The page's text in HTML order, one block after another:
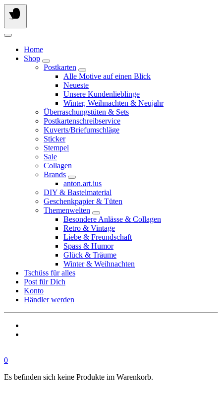
Springe
zum
Inhalt
Home
Shop
Postkarten
Alle Motive auf einen Blick
Neueste
Unsere Kundenlieblinge
Winter, Weihnachten & Neujahr
Überraschungstüten & Sets
Postkartenschreibservice
Kuverts/Briefumschläge
Sticker
Stempel
Sale
Collagen
Brands
anton.art.ius
DIY & Bastelmaterial
Geschenkpapier & Tüten
Themenwelten
Besondere Anlässe & Collagen
Retro & Vintage
Liebe & Freundschaft
Spass & Humor
Glück & Träume
Winter & Weihnachten
Tschüss für alles
Post für Dich
Konto
Händler werden
0
Es befinden sich keine Produkte im Warenkorb.